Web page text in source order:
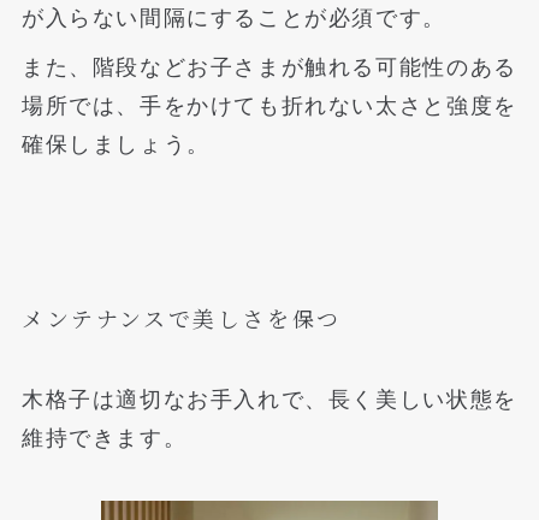
が入らない間隔にすることが必須です。
また、階段などお子さまが触れる可能性のある
場所では、手をかけても折れない太さと強度を
確保しましょう。
メンテナンスで美しさを保つ
木格子は適切なお手入れで、長く美しい状態を
維持できます。